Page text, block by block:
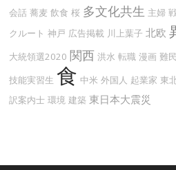
会話 蕎麦 飲食 桜 多文化共生 主婦
クルート 神戸 広告掲載 川上葉子 北欧
大統領選2020 関西 洪水 転職 漫画 難
技能実習生 食 中米 外国人 起業家 東
訳案内士 環境 建築 東日本大震災